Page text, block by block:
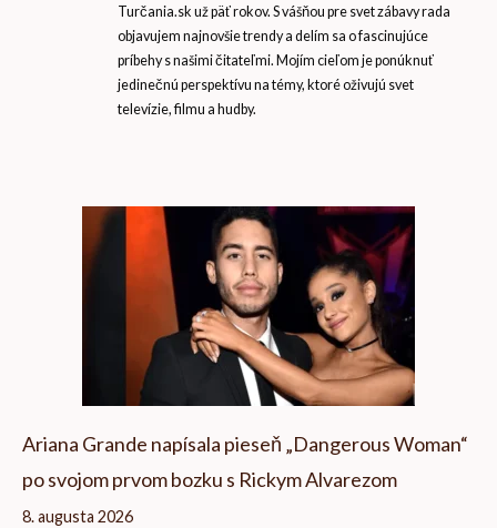
Turčania.sk už päť rokov. S vášňou pre svet zábavy rada
objavujem najnovšie trendy a delím sa o fascinujúce
príbehy s našimi čitateľmi. Mojím cieľom je ponúknuť
jedinečnú perspektívu na témy, ktoré oživujú svet
televízie, filmu a hudby.
Ariana Grande napísala pieseň „Dangerous Woman“
po svojom prvom bozku s Rickym Alvarezom
8. augusta 2026